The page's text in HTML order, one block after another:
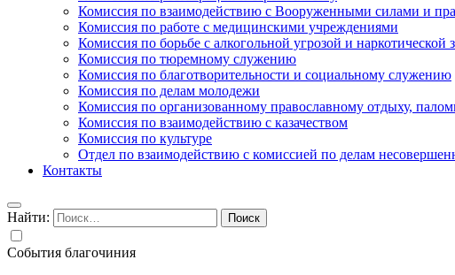
Комиссия по взаимодействию с Вооруженными силами и
Комиссия по работе с медицинскими учреждениями
Комиссия по борьбе с алкогольной угрозой и наркотической
Комиссия по тюремному служению
Комиссия по благотворительности и социальному служению
Комиссия по делам молодежи
Комиссия по организованному православному отдыху,
Комиссия по взаимодействию с казачеством
Комиссия по культуре
Отдел по взаимодействию с комиссией по делам
Контакты
Найти:
События благочиния